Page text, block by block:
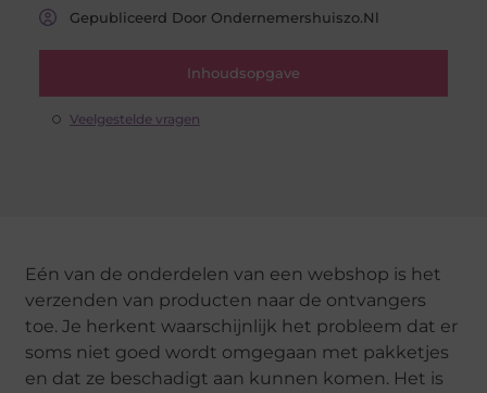
Gepubliceerd Door Ondernemershuiszo.nl
Inhoudsopgave
Veelgestelde vragen
Eén van de onderdelen van een webshop is het
verzenden van producten naar de ontvangers
toe. Je herkent waarschijnlijk het probleem dat er
soms niet goed wordt omgegaan met pakketjes
en dat ze beschadigt aan kunnen komen. Het is